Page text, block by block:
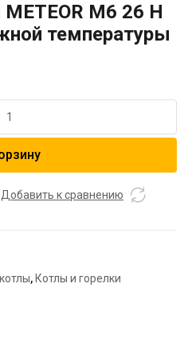
M6 26 H
температуры
Добавить к сравнению
, Котлы и горелки